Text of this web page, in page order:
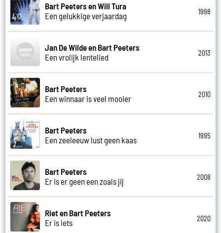
Bart Peeters en Will Tura
Een gelukkige verjaardag
1998
Jan De Wilde en Bart Peeters
Een vrolijk lentelied
2013
Bart Peeters
Een winnaar is veel mooier
2010
Bart Peeters
Een zeeleeuw lust geen kaas
1995
Bart Peeters
Er is er geen een zoals jij
2008
Riet en Bart Peeters
Er is iets
2020